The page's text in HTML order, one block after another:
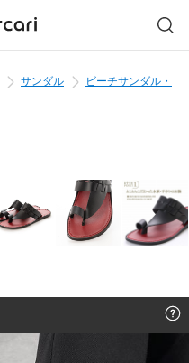
サンダル
ビーチサンダル・